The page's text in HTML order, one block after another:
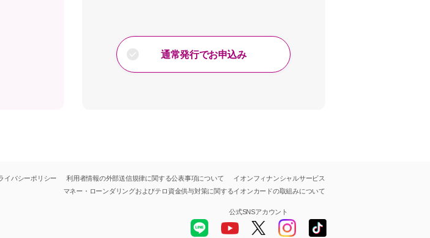
通常発行でお申込み
イバシーポリシー 利用者情報の外部送信規律に関する公表事項について
イオンフィナンシャルサービス
マネー・ローンダリングおよびテロ資金供与対策に関するイオンカードの取組みについて
公式SNSアカウント